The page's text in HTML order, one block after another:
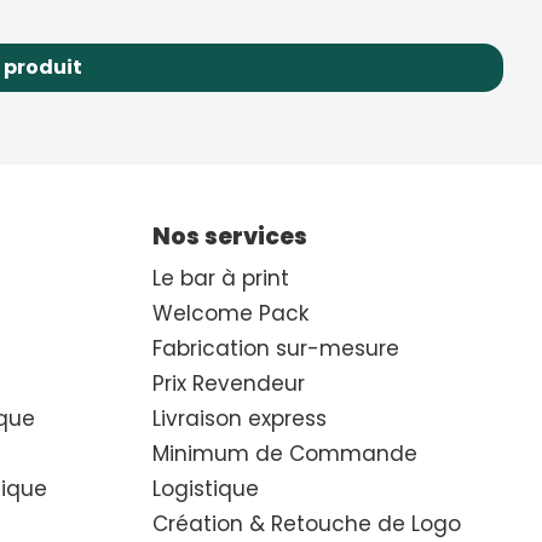
produit
Nos services
Le bar à print
Welcome Pack
Fabrication sur-mesure
Prix Revendeur
Livraison express
Minimum de Commande
Logistique
Création & Retouche de Logo